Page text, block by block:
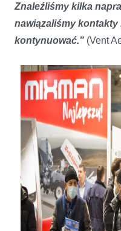
Znaleźliśmy kilka
nawiązaliśmy kontakty
kontynuować.” (Vent